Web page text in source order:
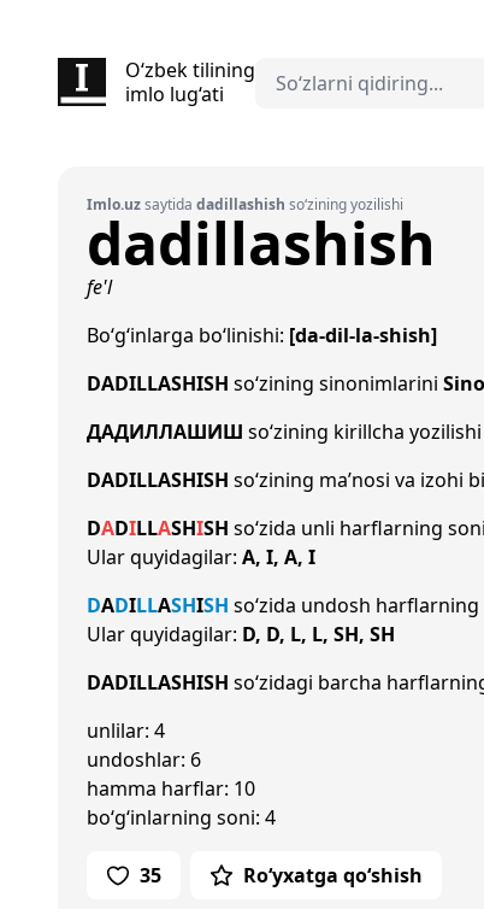
O‘zbek tilining
imlo lug‘ati
Imlo.uzsaytida dadillashish so‘zining yozilishi
dadillashish
fe'l
Bo‘g‘inlarga bo‘linishi: [da-dil-la-shish]
DADILLASHISH so‘zining sinonimlarini
ДАДИЛЛАШИШ so‘zining kirillcha yozilishi
DADILLASHISH so‘zining ma’nosi va izohi
DADILLASHISH so‘zida unli harflarning soni
Ular quyidagilar: A, I, A, I
DADILLASHISH so‘zida undosh harflarning
Ular quyidagilar: D, D, L, L, SH, SH
DADILLASHISH so‘zidagi barcha
unlilar: 4
undoshlar: 6
hamma harflar: 10
bo‘g‘inlarning soni: 4
35 Ro‘yxatga qo‘shish